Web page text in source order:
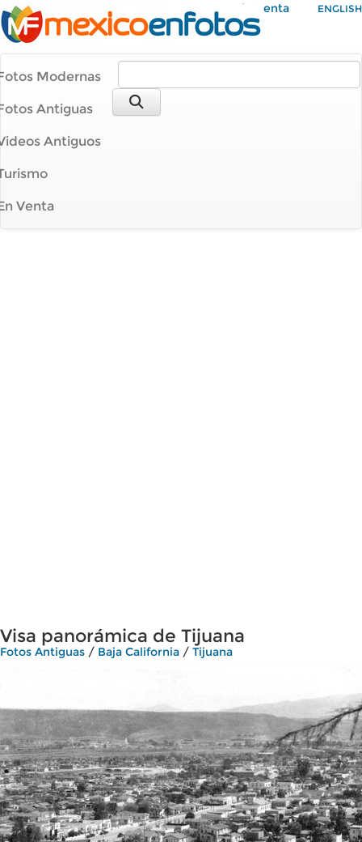
Mi Cuenta ENGLISH
Modernas
Antiguas
Antiguos
Venta
Visa panorámica de Tijuana
Fotos Antiguas / Baja California / Tijuana